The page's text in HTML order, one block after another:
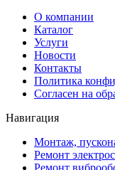
О компании
Каталог
Услуги
Новости
Контакты
Политика
Согласен на
Навигация
Монтаж,
Ремонт
Ремонт